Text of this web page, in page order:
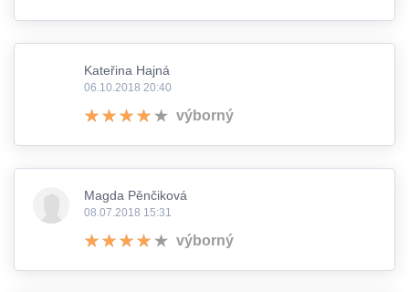
Kateřina Hajná
06.10.2018 20:40
výborný
Magda Pěnčiková
08.07.2018 15:31
výborný